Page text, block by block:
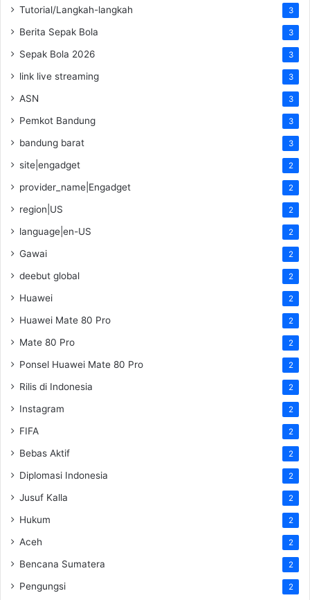
Tutorial/Langkah-langkah 3
Berita Sepak Bola 3
Sepak Bola 2026 3
link live streaming 3
ASN 3
Pemkot Bandung 3
bandung barat 3
site|engadget 2
provider_name|Engadget 2
region|US 2
language|en-US 2
Gawai 2
deebut global 2
Huawei 2
Huawei Mate 80 Pro 2
Mate 80 Pro 2
Ponsel Huawei Mate 80 Pro 2
Rilis di Indonesia 2
Instagram 2
FIFA 2
Bebas Aktif 2
Diplomasi Indonesia 2
Jusuf Kalla 2
Hukum 2
Aceh 2
Bencana Sumatera 2
Pengungsi 2